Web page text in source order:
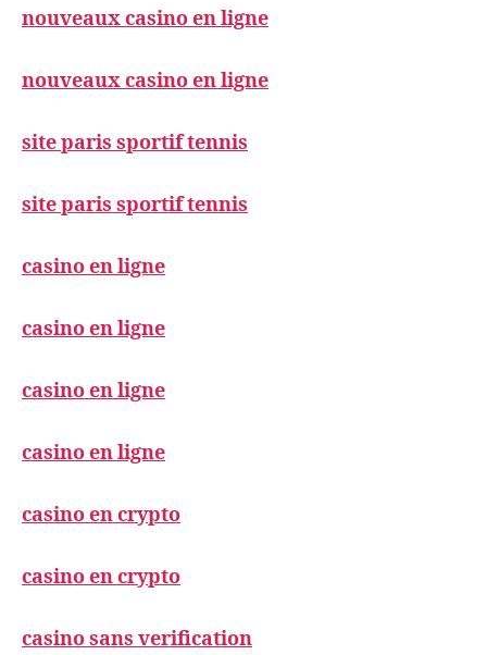
nouveaux casino en ligne
nouveaux casino en ligne
site paris sportif tennis
site paris sportif tennis
casino en ligne
casino en ligne
casino en ligne
casino en ligne
casino en crypto
casino en crypto
casino sans verification